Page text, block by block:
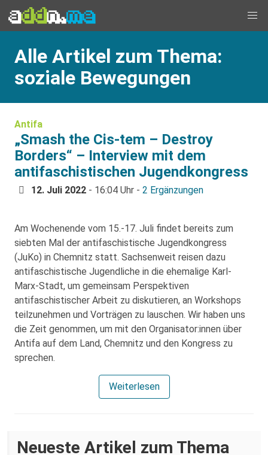
Alle Artikel zum Thema:
soziale Bewegungen
Antifa
„Smash the Cis-tem – Destroy
Borders“ – Interview mit dem
antifaschistischen Jugendkongress
12. Juli 2022 - 16:04 Uhr - 2 Ergänzungen
Am Wochenende vom 15.-17. Juli findet bereits zum
siebten Mal der antifaschistische Jugendkongress
(JuKo) in Chemnitz statt. Sachsenweit reisen dazu
antifaschistische Jugendliche in die ehemalige Karl-
Marx-Stadt, um gemeinsam Perspektiven
antifaschistischer Arbeit zu diskutieren, an Workshops
teilzunehmen und Vorträgen zu lauschen. Wir haben uns
die Zeit genommen, um mit den Organisator:innen über
Antifa auf dem Land, Chemnitz und den Kongress zu
sprechen.
Weiterlesen
Neueste Artikel zum Thema